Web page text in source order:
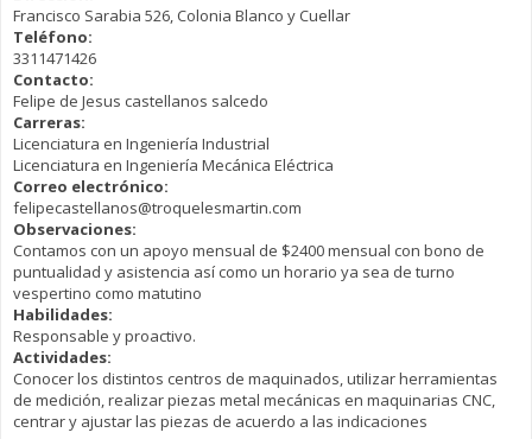
Francisco Sarabia 526, Colonia Blanco y Cuellar
Teléfono:
3311471426
Contacto:
Felipe de Jesus castellanos salcedo
Carreras:
Licenciatura en Ingeniería Industrial
Licenciatura en Ingeniería Mecánica Eléctrica
Correo electrónico:
felipecastellanos@troquelesmartin.com
Observaciones:
Contamos con un apoyo mensual de $2400 mensual con bono de
puntualidad y asistencia así como un horario ya sea de turno
vespertino como matutino
Habilidades:
Responsable y proactivo.
Actividades:
Conocer los distintos centros de maquinados, utilizar herramientas
de medición, realizar piezas metal mecánicas en maquinarias CNC,
centrar y ajustar las piezas de acuerdo a las indicaciones